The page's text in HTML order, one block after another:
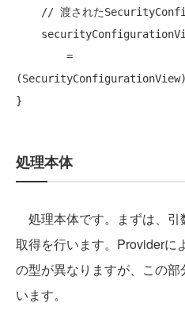
// 渡された
処理本体
処理本体です。まずは、
取得を行います。Providerに
の型が異なりますが、この
います。